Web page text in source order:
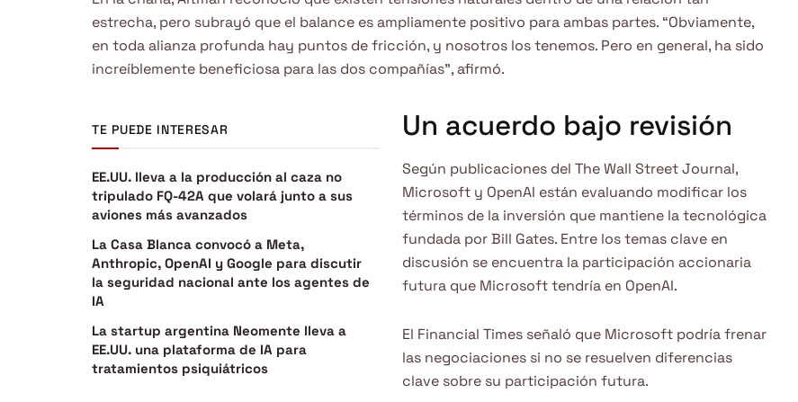
estrecha, pero subrayó que el balance es ampliamente positivo para ambas partes. “Obviamente,
en toda alianza profunda hay puntos de fricción, y nosotros los tenemos. Pero en general, ha sido
increíblemente beneficiosa para las dos compañías”, afirmó.
TE PUEDE INTERESAR
EE.UU. lleva a la producción al caza no
tripulado FQ-42A que volará junto a sus
aviones más avanzados
La Casa Blanca convocó a Meta,
Anthropic, OpenAI y Google para discutir
la seguridad nacional ante los agentes de
IA
La startup argentina Neomente lleva a
EE.UU. una plataforma de IA para
tratamientos psiquiátricos
Un acuerdo bajo revisión
Según publicaciones del The Wall Street Journal,
Microsoft y OpenAI están evaluando modificar los
términos de la inversión que mantiene la tecnológica
fundada por Bill Gates. Entre los temas clave en
discusión se encuentra la participación accionaria
futura que Microsoft tendría en OpenAI.
El Financial Times señaló que Microsoft podría frenar
las negociaciones si no se resuelven diferencias
clave sobre su participación futura.